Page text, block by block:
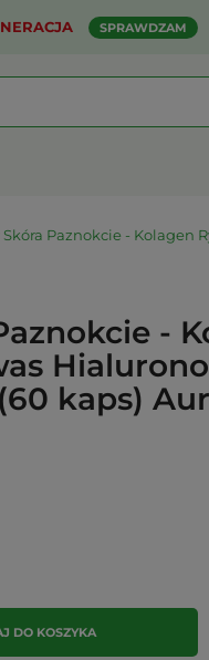
SPRAWDZAM
Skóra Paznokcie - Kolagen
-
kaps)
DO KOSZYKA